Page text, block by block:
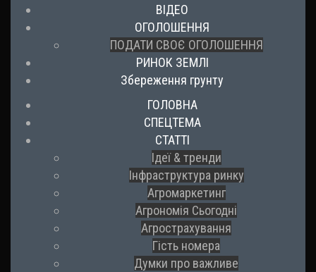
ВІДЕО
ОГОЛОШЕННЯ
ПОДАТИ СВОЄ ОГОЛОШЕННЯ
РИНОК ЗЕМЛІ
Збереження грунту
ГОЛОВНА
СПЕЦТЕМА
СТАТТІ
Ідеї & тренди
Інфраструктура ринку
Агромаркетинг
Агрономія Сьогодні
Агрострахування
Гість номера
Думки про важливе